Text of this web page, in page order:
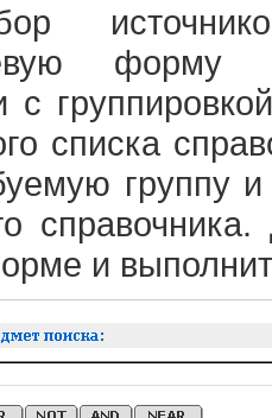
форму
с
списка
группу и
и